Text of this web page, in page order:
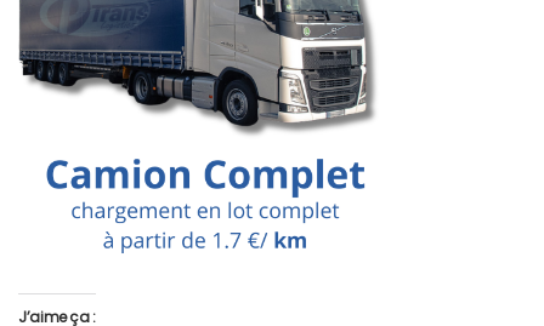
J’aime ça :